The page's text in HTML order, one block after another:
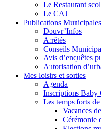
Le Restaurant
Le CAJ
Publications Municipales
Douvr’Infos
Arrêtés
Conseils
Avis d’enquêtes
Autorisation
Mes loisirs et sorties
Agenda
Inscriptions
Les temps forts de
Vacances
Cérémonie